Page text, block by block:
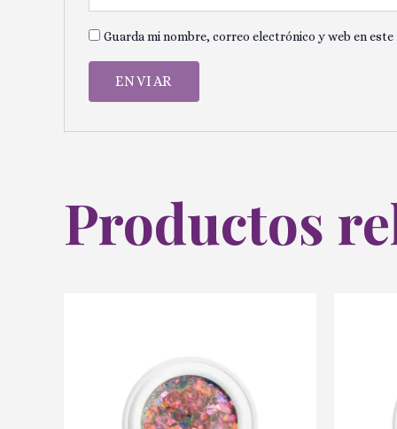
Guarda mi nombre, correo electrónico y web en
Productos